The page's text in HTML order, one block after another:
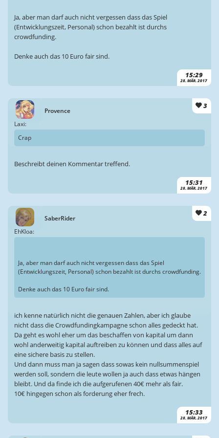
15:29
28. MÄR. 2017
Ja, aber man darf auch nicht vergessen dass das Spiel
(Entwicklungszeit, Personal) schon bezahlt ist durchs
crowdfunding.
Denke auch das 10 Euro fair sind.
Provence
3
15:31
28. MÄR. 2017
Laxi:
Crap
Beschreibt deinen Kommentar treffend.
SaberRider
2
15:33
28. MÄR. 2017
EhKloa:
Ja, aber man darf auch nicht vergessen dass das Spiel
(Entwicklungszeit, Personal) schon bezahlt ist durchs crowdfunding.
Denke auch das 10 Euro fair sind.
ich kenne natürlich nicht die genauen Zahlen, aber ich glaube
nicht dass die Crowdfundingkampagne schon alles gedeckt hat.
Da geht es wohl eher um das beschaffen von kapital um dann
wohl anderweitig kapital auftreiben zu können und dass alles auf
eine sichere basis zu stellen.
Und dann muss man ja sagen dass sowas kein nullsummenspiel
werden soll, sondern die leute wollen ja auch dass etwas hängen
bleibt. Und da finde ich die aufgerufenen 40€ mehr als fair.
10€ hingegen schon als forderung eher frech.